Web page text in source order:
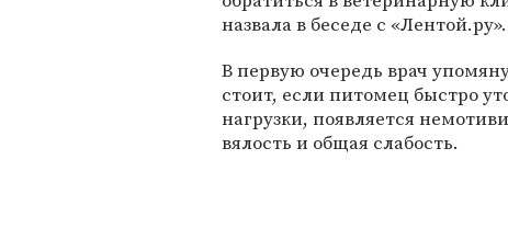
назвала в беседе с «Лентой.ру».
В первую очередь врач
стоит, если питомец быстро
нагрузки, появляется
вялость и общая слабость.